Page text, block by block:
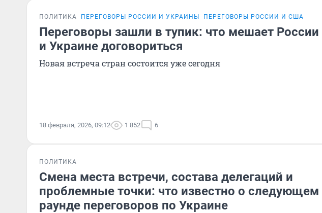
ПОЛИТИКА ПЕРЕГОВОРЫ РОССИИ И УКРАИНЫ ПЕРЕГОВОРЫ РОССИИ И США
Переговоры зашли в тупик: что мешает России
и Украине договориться
Новая встреча стран состоится уже сегодня
18 февраля, 2026, 09:12 1 852 6
ПОЛИТИКА
Смена места встречи, состава делегаций и
проблемные точки: что известно о следующем
раунде переговоров по Украине